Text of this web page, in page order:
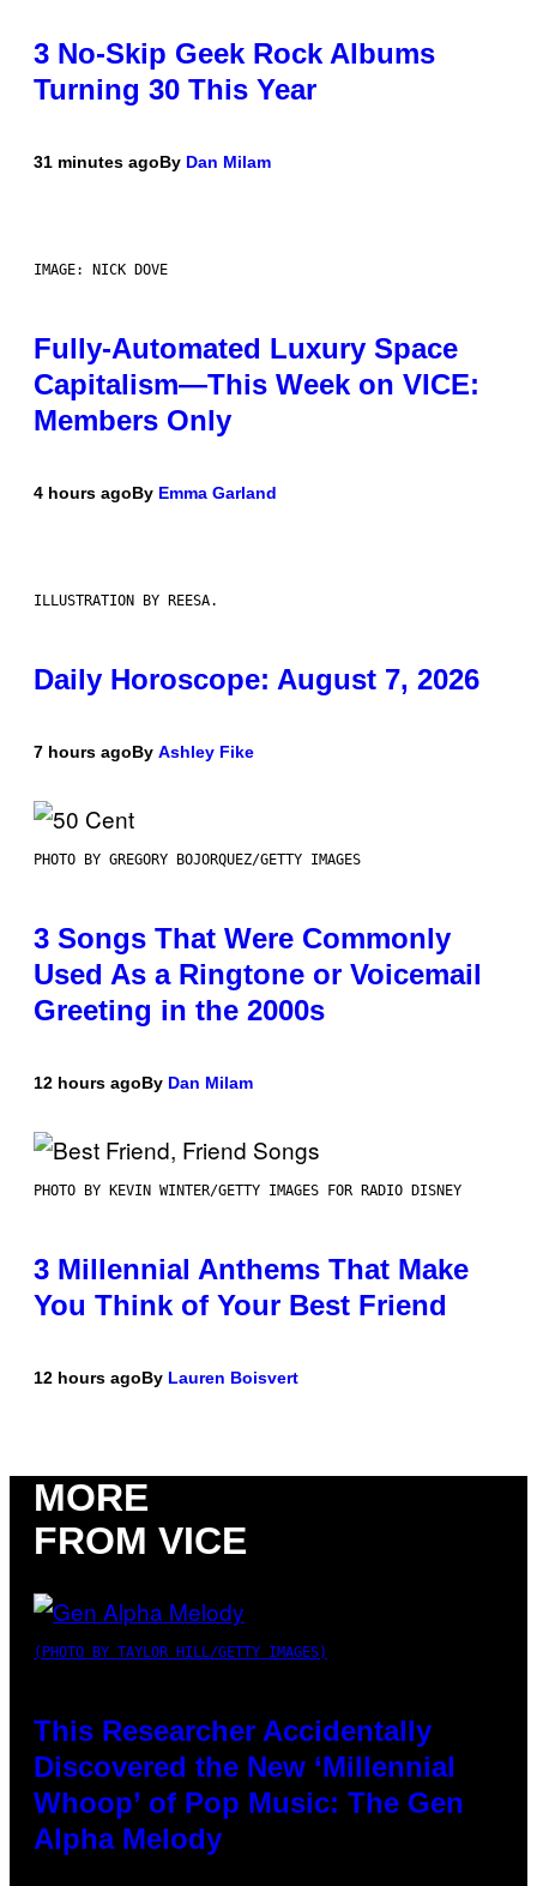
3 No-Skip Geek Rock Albums
Turning 30 This Year
31 minutes agoBy Dan Milam
IMAGE: NICK DOVE
Fully-Automated Luxury Space
Capitalism—This Week on VICE:
Members Only
4 hours agoBy Emma Garland
ILLUSTRATION BY REESA.
Daily Horoscope: August 7, 2026
7 hours agoBy Ashley Fike
PHOTO BY GREGORY BOJORQUEZ/GETTY IMAGES
3 Songs That Were Commonly
Used As a Ringtone or Voicemail
Greeting in the 2000s
12 hours agoBy Dan Milam
PHOTO BY KEVIN WINTER/GETTY IMAGES FOR RADIO DISNEY
3 Millennial Anthems That Make
You Think of Your Best Friend
12 hours agoBy Lauren Boisvert
MORE
FROM VICE
(PHOTO BY TAYLOR HILL/GETTY IMAGES)
This Researcher Accidentally
Discovered the New ‘Millennial
Whoop’ of Pop Music: The Gen
Alpha Melody